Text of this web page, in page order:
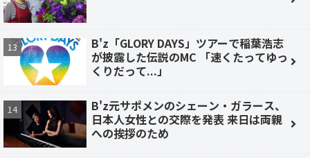
B'z「GLORY DAYS」ツアーで稲葉浩志
が披露した伝説のMC 「速くたってゆっ
くりだって...」
B'z元サポメンのシェーン・ガラース、
日本人女性との交際を発表 来日は両親
への挨拶のため